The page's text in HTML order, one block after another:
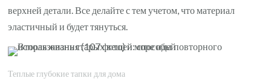
верхней детали. Все делайте с тем учетом, что материал
эластичный и будет тянуться.
Теплые глубокие тапки для дома